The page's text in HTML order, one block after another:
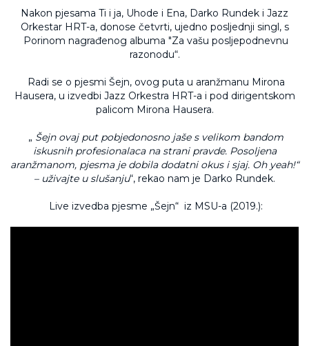
Nakon pjesama Ti i ja, Uhode i Ena, Darko Rundek i Jazz
Orkestar HRT-a, donose četvrti, ujedno posljednji singl, s
Porinom nagrađenog albuma "Za vašu posljepodnevnu
razonodu“.
Radi se o pjesmi Šejn, ovog puta u aranžmanu Mirona
Hausera, u izvedbi Jazz Orkestra HRT-a i pod dirigentskom
palicom Mirona Hausera.
„ Šejn ovaj put pobjedonosno jaše s velikom bandom
iskusnih profesionalaca na strani pravde. Posoljena
aranžmanom, pjesma je dobila dodatni okus i sjaj. Oh yeah!“
– uživajte u slušanju“, rekao nam je Darko Rundek.
Live izvedba pjesme „Šejn“ iz MSU-a (2019.):